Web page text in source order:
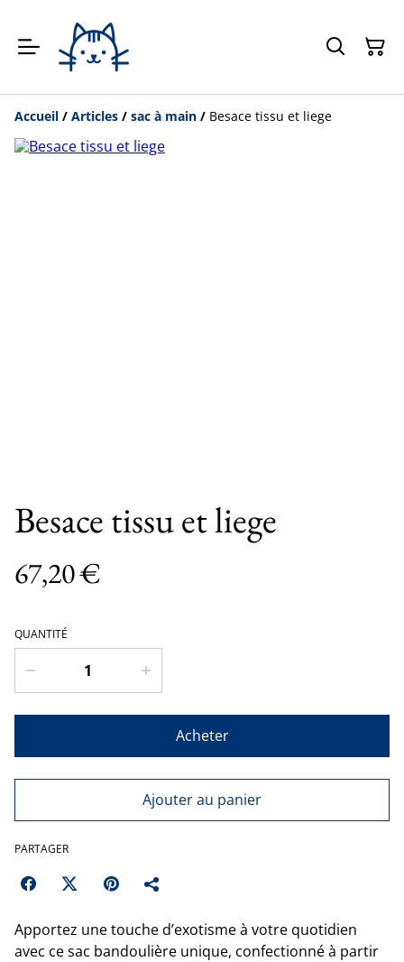
Accueil / Articles / sac à main / Besace tissu et liege
Besace tissu et liege
67,20 €
QUANTITÉ
Acheter
Ajouter au panier
PARTAGER
Apportez une touche d’exotisme à votre quotidien
avec ce sac bandoulière unique, confectionné à partir